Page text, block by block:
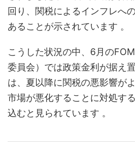
回り、関税によるインフレへ
あることが示されています 。
こうした状況の中、6月の
委員会）では政策金利が据え
は、夏以降に関税の悪影響が
市場が悪化することに対処す
込むと見られています 。